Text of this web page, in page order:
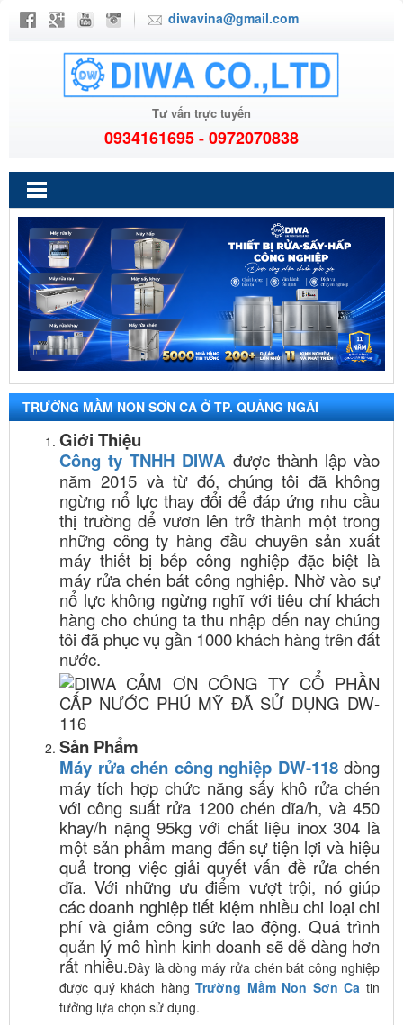
diwavina@gmail.com
Tư vấn trực tuyến
0934161695 - 0972070838
TRƯỜNG MẦM NON SƠN CA Ở TP. QUẢNG NGÃI
Giới Thiệu
Công ty TNHH DIWA được thành lập vào
năm 2015 và từ đó, chúng tôi đã không
ngừng nổ lực thay đổi để đáp ứng nhu cầu
thị trường để vươn lên trở thành một trong
những công ty hàng đầu chuyên sản xuất
máy thiết bị bếp công nghiệp đặc biệt là
máy rửa chén bát công nghiệp. Nhờ vào sự
nổ lực không ngừng nghĩ với tiêu chí khách
hàng cho chúng ta thu nhập đến nay chúng
tôi đã phục vụ gần 1000 khách hàng trên đất
nước.
Sản Phẩm
Máy rửa chén công nghiệp DW-118 dòng
máy tích hợp chức năng sấy khô rửa chén
với công suất rửa 1200 chén dĩa/h, và 450
khay/h nặng 95kg với chất liệu inox 304 là
một sản phẩm mang đến sự tiện lợi và hiệu
quả trong việc giải quyết vấn đề rửa chén
dĩa. Với những ưu điểm vượt trội, nó giúp
các doanh nghiệp tiết kiệm nhiều chi loại chi
phí và giảm công sức lao động. Quá trình
quản lý mô hình kinh doanh sẽ dễ dàng hơn
rất nhiều.Đây là dòng máy rửa chén bát công nghiệp
được quý khách hàngTrường Mầm Non Sơn Ca tin
tưởng lựa chọn sử dụng.